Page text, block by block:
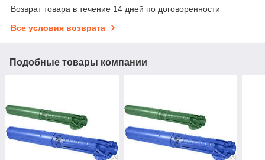
Возврат товара в течение 14 дней по договоренности
Все условия возврата
Подобные товары компании